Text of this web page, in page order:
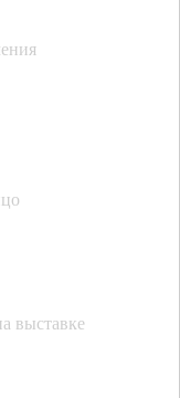
выставке